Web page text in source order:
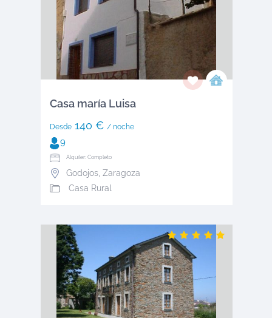
Casa maría Luisa
Desde140 € / noche
9
Alquiler: Completo
Godojos, Zaragoza
Casa Rural